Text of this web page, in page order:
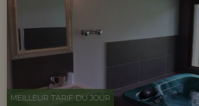
MEILLEUR TARIF DU JOUR